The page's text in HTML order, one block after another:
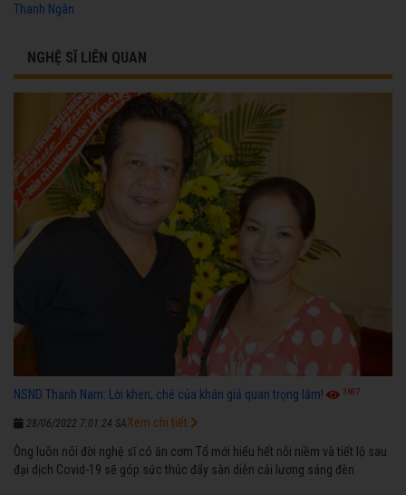
Thanh Ngân
NGHỆ SĨ LIÊN QUAN
NSND Thanh Nam: Lời khen, chê của khán giả quan trọng lắm! 3607
28/06/2022 7:01:24 SA
Ông luôn nói đời nghệ sĩ có ăn cơm Tổ mới hiểu hết nỗi niềm và tiết lộ sau
đại dịch Covid-19 sẽ góp sức thúc đẩy sàn diễn cải lương sáng đèn
Xem chi tiết